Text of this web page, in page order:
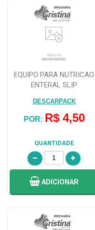
EQUIPO PARA NUTRICAO
ENTERAL SLIP
DESCARPACK
POR: R$ 4,50
QUANTIDADE
ADICIONAR